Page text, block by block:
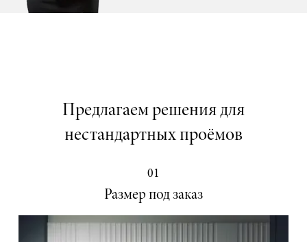
Предлагаем решения для
нестандартных проёмов
01
Размер под заказ